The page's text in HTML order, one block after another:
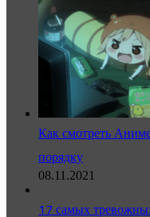
Как смотреть
порядку
08.11.2021
17 самых